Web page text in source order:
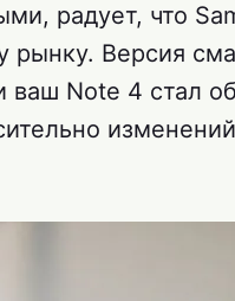
радует, что
Версия
Note 4 стал